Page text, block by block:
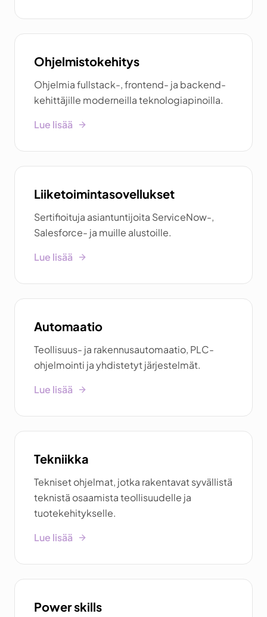
Ohjelmistokehitys
Ohjelmia fullstack-, frontend- ja backend-
kehittäjille moderneilla teknologiapinoilla.
Lue lisää
Liiketoimintasovellukset
Sertifioituja asiantuntijoita ServiceNow-,
Salesforce- ja muille alustoille.
Lue lisää
Automaatio
Teollisuus- ja rakennusautomaatio, PLC-
ohjelmointi ja yhdistetyt järjestelmät.
Lue lisää
Tekniikka
Tekniset ohjelmat, jotka rakentavat syvällistä
teknistä osaamista teollisuudelle ja
tuotekehitykselle.
Lue lisää
Power skills